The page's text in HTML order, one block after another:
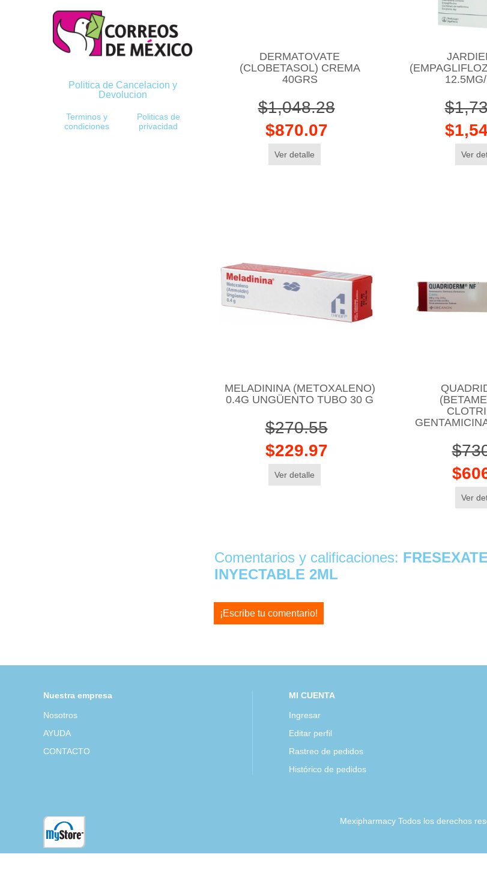
Politica de Cancelacion y
Devolucion
Terminos y
condiciones
Politicas de
privacidad
DERMATOVATE
(CLOBETASOL) CREMA
40GRS
$1,048.28
$870.07
Ver detalle Ver
MELADININA (METOXALENO)
0.4G UNGÜENTO TUBO 30 G
$270.55
$229.97
Ver detalle
Ver
Comentarios y calificaciones:
INYECTABLE 2ML
¡Escribe tu comentario!
Nuestra empresa
Nosotros
AYUDA
CONTACTO
MI CUENTA
Ingresar
Editar perfil
Rastreo de pedidos
Histórico de pedidos
Mexipharmacy Todos los derechos